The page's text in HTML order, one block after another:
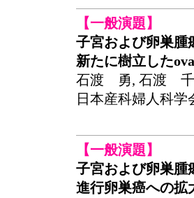
【一般演題】
子宮および卵巣腫
新たに樹立した
石渡 勇, 石渡 千
日本産科婦人科学
【一般演題】
子宮および卵巣腫
進行卵巣癌への拡